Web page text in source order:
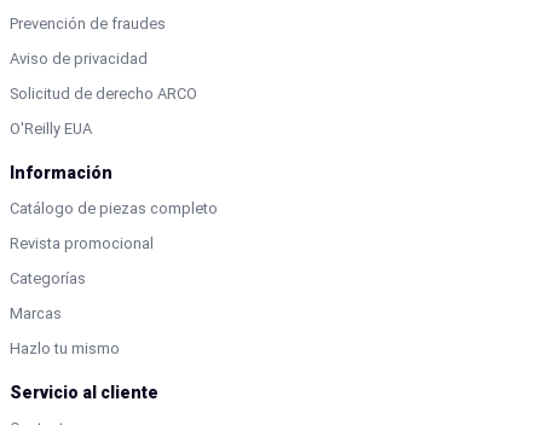
Prevención de fraudes
Aviso de privacidad
Solicitud de derecho ARCO
O'Reilly EUA
Información
Catálogo de piezas completo
Revista promocional
Categorías
Marcas
Hazlo tu mismo
Servicio al cliente